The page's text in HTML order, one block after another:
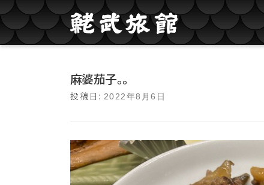
コンテンツへスキップ
麻婆茄子。。
投稿日: 2022年8月6日